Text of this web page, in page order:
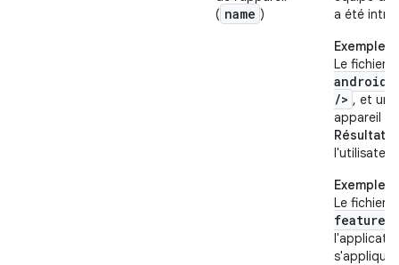
( name )
a été
Exemple 1
Le fichier
/> , et un
appareil
Résultat
l'utilisateur.
Exemple 2
Le fichier
feature>